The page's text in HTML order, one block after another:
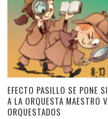
EFECTO PASILLO SE PONE
A LA ORQUESTA MAESTRO
ORQUESTADOS